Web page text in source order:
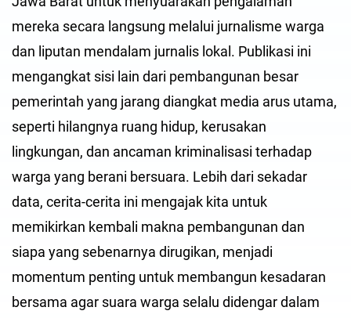
mereka secara langsung melalui jurnalisme warga
dan liputan mendalam jurnalis lokal. Publikasi ini
mengangkat sisi lain dari pembangunan besar
pemerintah yang jarang diangkat media arus utama,
seperti hilangnya ruang hidup, kerusakan
lingkungan, dan ancaman kriminalisasi terhadap
warga yang berani bersuara. Lebih dari sekadar
data, cerita-cerita ini mengajak kita untuk
memikirkan kembali makna pembangunan dan
siapa yang sebenarnya dirugikan, menjadi
momentum penting untuk membangun kesadaran
bersama agar suara warga selalu didengar dalam